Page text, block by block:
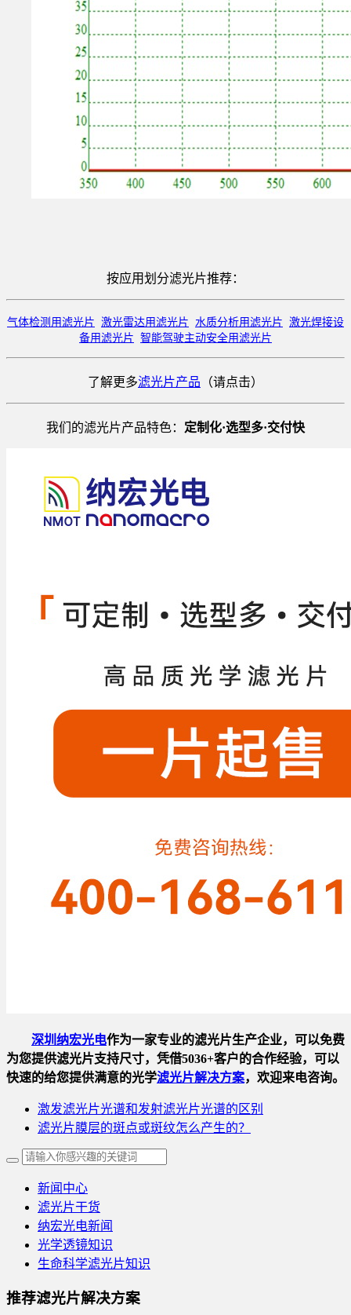
按应用划分滤光片推荐：
气体检测用滤光片 激光雷达用滤光片 水质分析用滤光片 激光焊接设
备用滤光片 智能驾驶主动安全用滤光片
了解更多滤光片产品 （请点击）
我们的滤光片产品特色： 定制化·选型多·交付快
深圳纳宏光电作为一家专业的滤光片生产企业，可以免费
为您提供滤光片支持尺寸，凭借5036+客户的合作经验，可以
快速的给您提供满意的光学滤光片解决方案，欢迎来电咨询。
激发滤光片光谱和发射滤光片光谱的区别
滤光片膜层的斑点或斑纹怎么产生的？
新闻中心
滤光片干货
纳宏光电新闻
光学透镜知识
生命科学滤光片知识
推荐滤光片解决方案